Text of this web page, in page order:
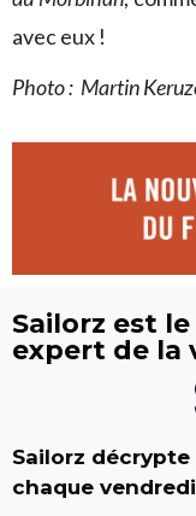
avec eux !
Photo : Martin
Sailorz est
expert de la
Sailorz
chaque